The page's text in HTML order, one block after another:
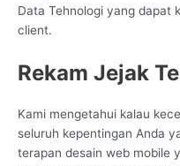
Data Tehnologi yang dapat
client.
Rekam Jejak
Kami mengetahui kalau
seluruh kepentingan Anda
terapan desain web mobile